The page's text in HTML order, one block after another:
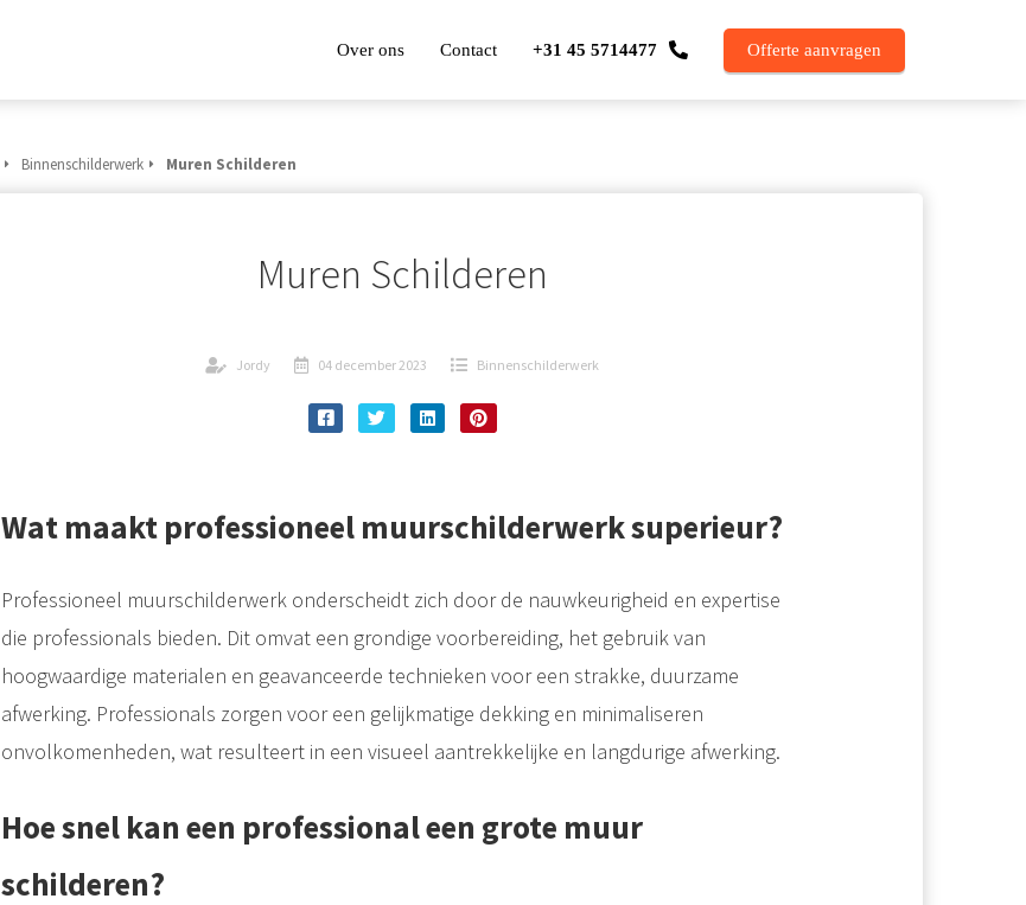
Over ons Contact +31 45 5714477 Offerte aanvragen
Binnenschilderwerk Muren Schilderen
Muren Schilderen
Jordy 04 december 2023 Binnenschilderwerk
Wat maakt professioneel muurschilderwerk superieur?
Professioneel muurschilderwerk onderscheidt zich door de nauwkeurigheid en expertise
die professionals bieden. Dit omvat een grondige voorbereiding, het gebruik van
hoogwaardige materialen en geavanceerde technieken voor een strakke, duurzame
afwerking. Professionals zorgen voor een gelijkmatige dekking en minimaliseren
onvolkomenheden, wat resulteert in een visueel aantrekkelijke en langdurige afwerking.
Hoe snel kan een professional een grote muur
schilderen?